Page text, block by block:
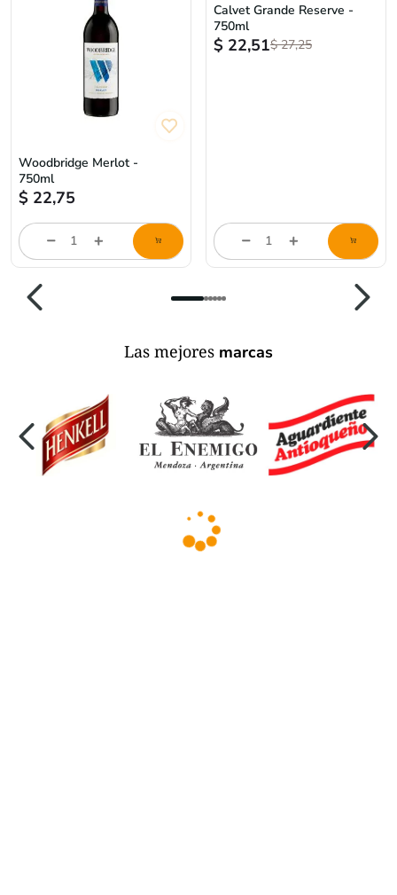
Woodbridge Merlot -
750ml
$ 22,75
Cantidad
producto
Cantidad
producto
Las mejores marcas